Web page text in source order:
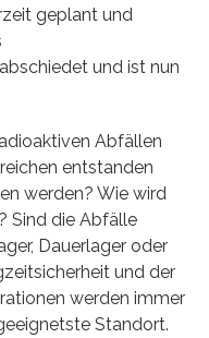
geplant und
und ist nun
Abfällen
entstanden
werden? Wie wird
Sind die Abfälle
Dauerlager oder
und der
werden immer
Standort.